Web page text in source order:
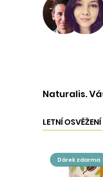
Naturalis.
LETNÍ OSVĚŽENÍ
dárek zdarma